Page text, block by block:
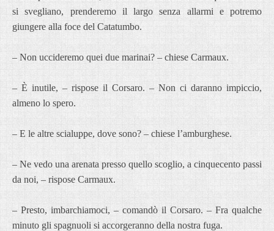
si svegliano, prenderemo il largo senza allarmi e potremo
giungere alla foce del Catatumbo.
– Non uccideremo quei due marinai? – chiese Carmaux.
– È inutile, – rispose il Corsaro. – Non ci daranno impiccio,
almeno lo spero.
– E le altre scialuppe, dove sono? – chiese l’amburghese.
– Ne vedo una arenata presso quello scoglio, a cinquecento passi
da noi, – rispose Carmaux.
– Presto, imbarchiamoci, – comandò il Corsaro. – Fra qualche
minuto gli spagnuoli si accorgeranno della nostra fuga.